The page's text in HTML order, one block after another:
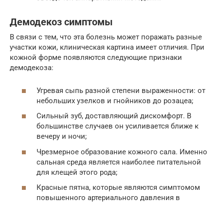
Демодекоз симптомы
В связи с тем, что эта болезнь может поражать разные
участки кожи, клиническая картина имеет отличия. При
кожной форме появляются следующие признаки
демодекоза:
Угревая сыпь разной степени выраженности: от
небольших узелков и гнойников до розацеа;
Сильный зуб, доставляющий дискомфорт. В
большинстве случаев он усиливается ближе к
вечеру и ночи;
Чрезмерное образование кожного сала. Именно
сальная среда является наиболее питательной
для клещей этого рода;
Красные пятна, которые являются симптомом
повышенного артериального давления в